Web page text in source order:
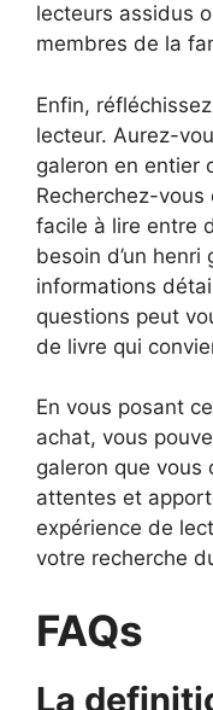
lecteurs assidus
membres de la
Enfin,
lecteur. Aurez-
galeron en entier
Recherchez-
facile à lire entre
besoin d’un
informations
questions peut
de livre qui
En vous posant
achat, vous
galeron que vous
attentes et
expérience de
votre recherche
FAQs
La